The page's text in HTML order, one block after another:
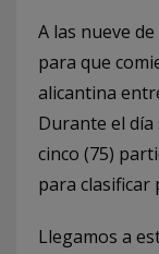
A las nueve
para que
alicantina
Durante el
cinco (75)
para
Llegamos a